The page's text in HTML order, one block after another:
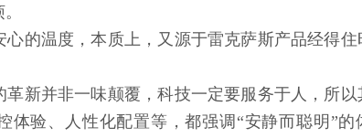
心的温度，本质上，又源于雷克萨斯产品经得住
革新并非一味颠覆，科技一定要服务于人，所以
体验、人性化配置等，都强调“安静而聪明”的